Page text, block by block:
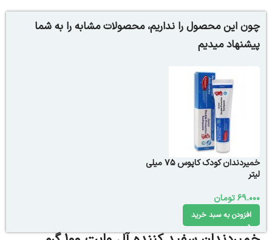
چون این محصول را نداریم، محصولات مشابه را به شما
پیشنهاد میدیم
خمیردندان کودک کاپوس 75 میلی
لیتر
69.000تومان
افزودن به سبد خرید